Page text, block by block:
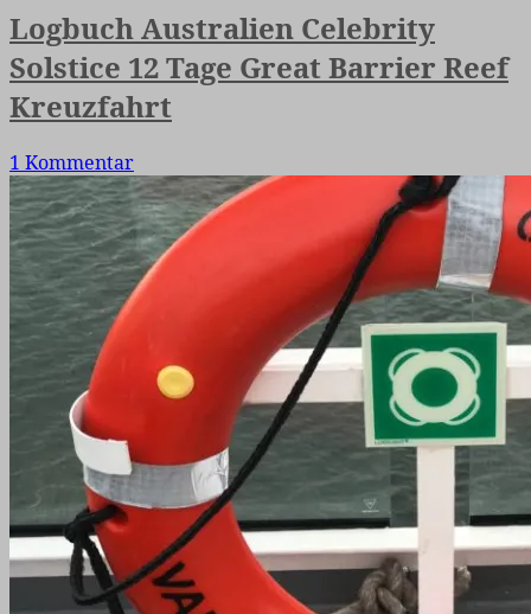
Logbuch Australien Celebrity
Solstice 12 Tage Great Barrier Reef
Kreuzfahrt
1 Kommentar